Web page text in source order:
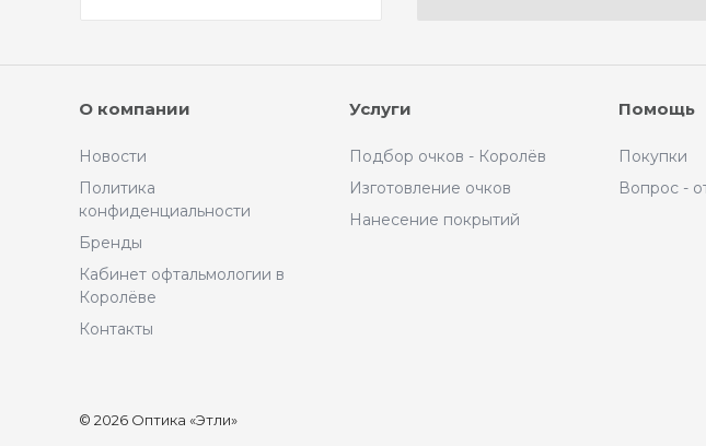
О компании
Новости
Политика
конфиденциальности
Бренды
Кабинет офтальмологии в
Королёве
Контакты
Услуги
Подбор очков - Королёв
Изготовление очков
Нанесение покрытий
Помощь
Покупки
Вопрос -
© 2026 Оптика «Этли»